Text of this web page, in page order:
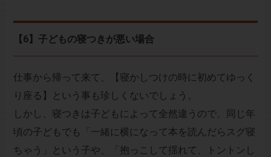
【6】子どもの寝つきが悪い場合
仕事から帰って来て、【寝かしつけの時に初めてゆっく
り座る】という事も珍しくないでしょう。
しかし、寝つきは子どもによって全然違うので、同じ年
頃の子どもでも「一緒に横になって本を読んだらスグ寝
ちゃう」という子や、「抱っこして揺れて、トントンし